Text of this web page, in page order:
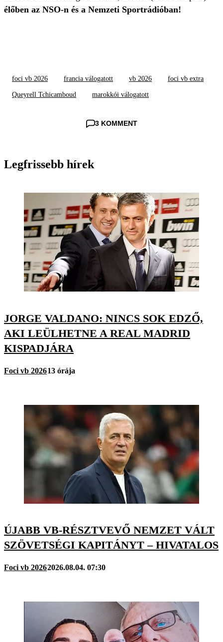
élőben az NSO-n és a Nemzeti Sportrádióban!
foci vb 2026 francia válogatott vb 2026 foci vb extra
Queyrell Tchicamboud marokkói válogatott
3 KOMMENT
Legfrissebb hírek
JORGE VALDANO: NINCS SOK EDZŐ,
AKI LEÜLHETNE A REAL MADRID
KISPADJÁRA
Foci vb 202613 órája
ÚJABB VB-RÉSZTVEVŐ NEMZET VÁLT
SZÖVETSÉGI KAPITÁNYT – HIVATALOS
Foci vb 20262026.08.04. 07:30